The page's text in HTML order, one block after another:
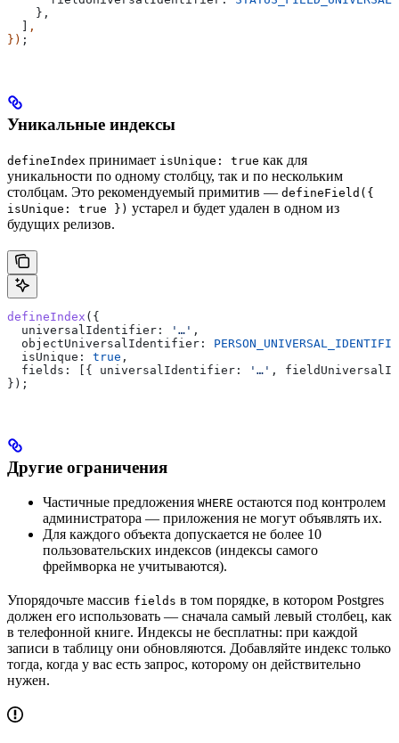
    },
,
}) ;
Уникальные индексы
defineIndex принимает isUnique: true как для
уникальности по одному столбцу, так и по нескольким
столбцам. Это рекомендуемый примитив — defineField({
isUnique: true }) устарел и будет удален в одном из
будущих релизов.
defineIndex ({
  universalIdentifier:
'…' ,
  objectUniversalIdentifier:
  isUnique:
true ,
  fields:
[{ universalIdentifier: '…' ,
});
Другие ограничения
Частичные предложения WHERE остаются под контролем
администратора — приложения не могут объявлять их.
Для каждого объекта допускается не более 10
пользовательских индексов (индексы самого
фреймворка не учитываются).
Упорядочьте массив fields в том порядке, в котором Postgres
должен его использовать — сначала самый левый столбец, как
в телефонной книге. Индексы не бесплатны: при каждой
записи в таблицу они обновляются. Добавляйте индекс только
тогда, когда у вас есть запрос, которому он действительно
нужен.